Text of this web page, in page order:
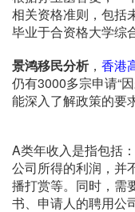
相关资格准则，包括
毕业于合资格大学综
景鸿移民分析， 香港
仍有3000多宗申请“
能深入了解政策的要
A类年收入是指包括
公司所得的利润，并
播打赏等。同时，需
书、申请人的聘用公